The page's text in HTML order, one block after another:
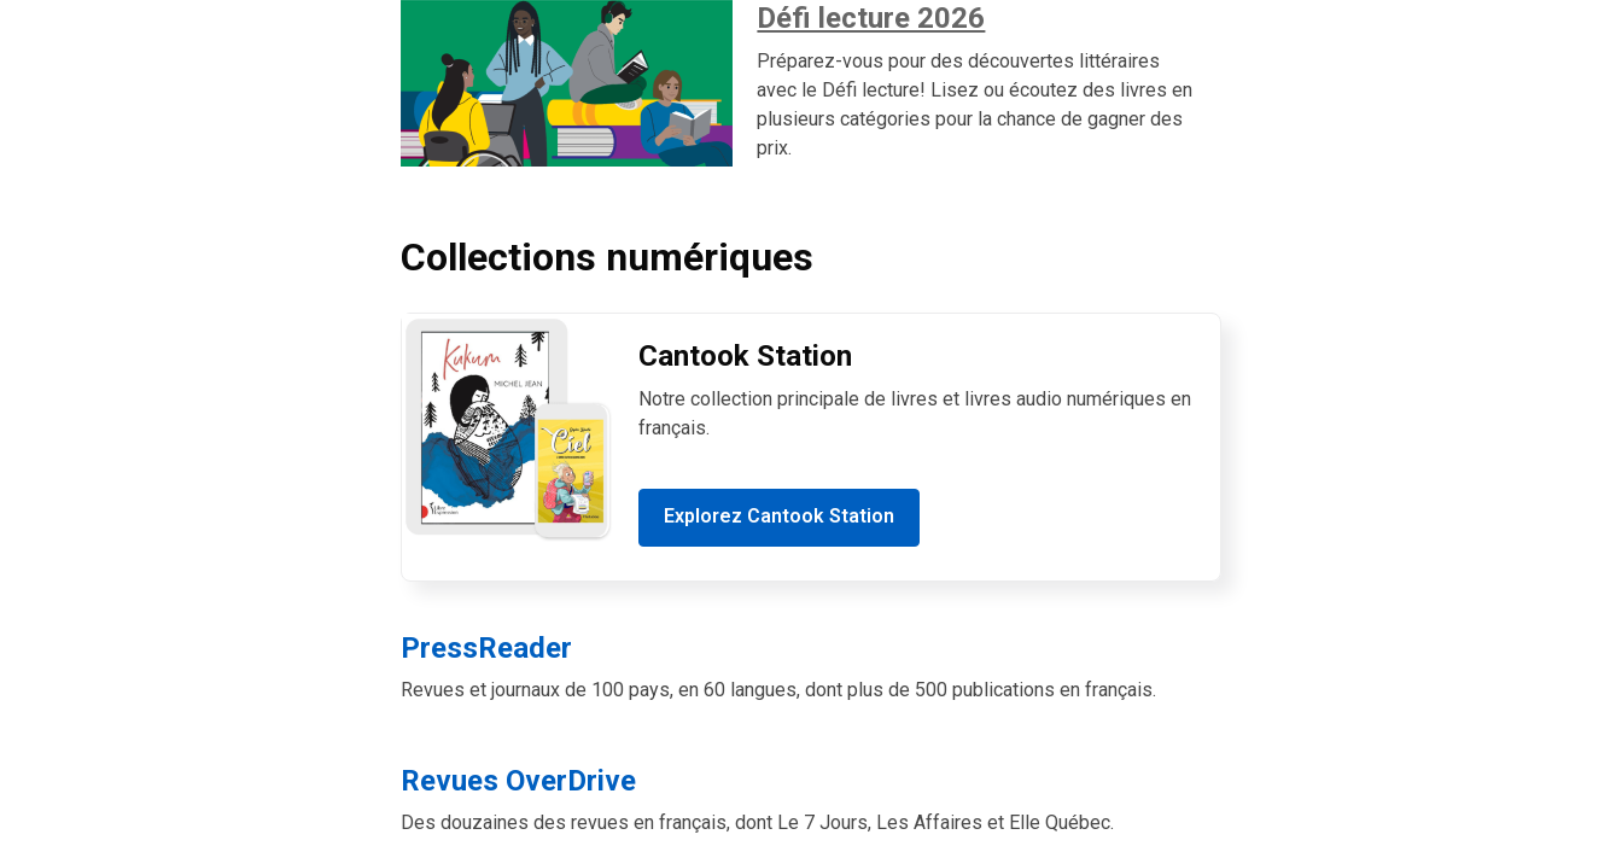
Défi lecture 2026
Préparez-vous pour des découvertes littéraires
avec le Défi lecture! Lisez ou écoutez des livres en
plusieurs catégories pour la chance de gagner des
prix.
Collections numériques
Cantook Station
Notre collection principale de livres et livres audio numériques en
français.
Explorez Cantook Station
PressReader
Revues et journaux de 100 pays, en 60 langues, dont plus de 500 publications en français.
Revues OverDrive
Des douzaines des revues en français, dont Le 7 Jours, Les Affaires et Elle Québec.